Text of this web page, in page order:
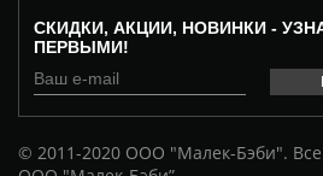
СКИДКИ, АКЦИИ, НОВИНКИ -
ПЕРВЫМИ!
© 2011-2020 ООО "Малек-Бэби".